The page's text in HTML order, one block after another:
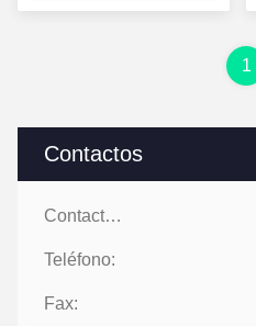
Contactos
Contactos:
Teléfono:
Fax:
potencia máxima de 290
1